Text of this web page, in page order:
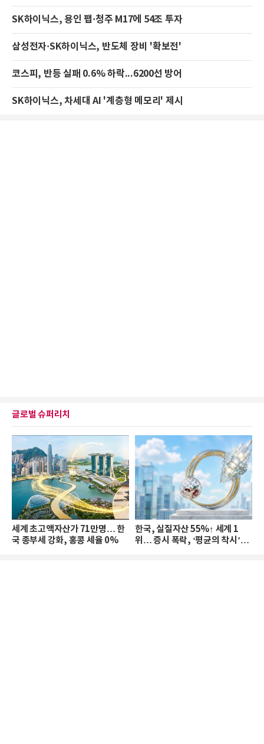
SK하이닉스, 용인 팹·청주 M17에 54조 투자
삼성전자·SK하이닉스, 반도체 장비 '확보전'
코스피, 반등 실패 0.6% 하락...6200선 방어
SK하이닉스, 차세대 AI '계층형 메모리' 제시
글로벌 슈퍼리치
세계 초고액자산가 71만명… 한
국 종부세 강화, 홍콩 세율 0%
한국, 실질자산 55%↑ 세계 1
위… 증시 폭락, ‘평균의 착시’와